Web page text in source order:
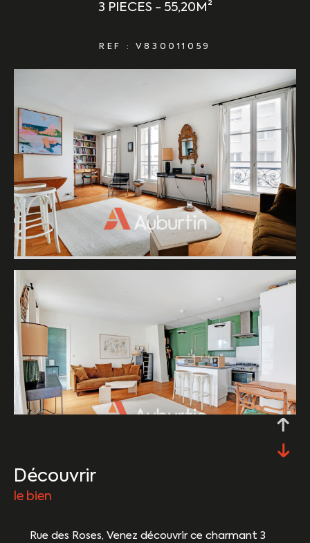
3 PIECES - 55,20M²
REF : V830011059
découvrir
le bien
Rue des Roses, Venez découvrir ce charmant 3